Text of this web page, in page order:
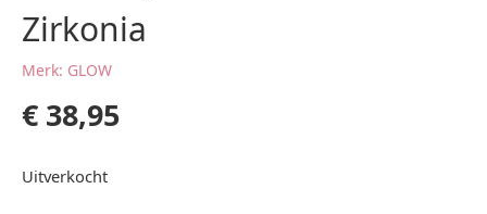
Zirkonia
Merk: GLOW
€ 38,95
Uitverkocht